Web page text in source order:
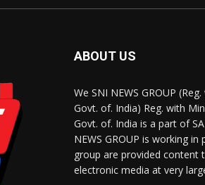
ABOUT US
We SNI NEWS GROUP
Govt. of. India) Reg. with
Govt. of. India is a part of
NEWS GROUP is working
group are provided content
electronic media at very